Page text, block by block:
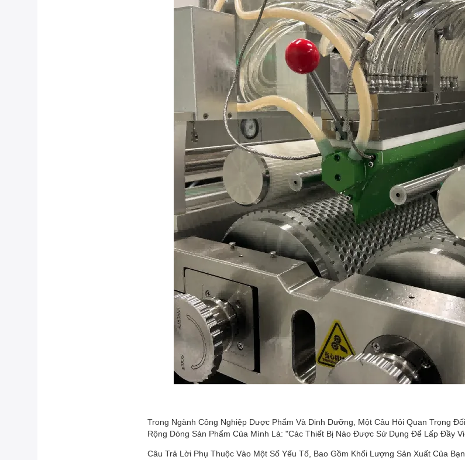
Trong Ngành Công Nghiệp Dược Phẩm Và Dinh Dưỡng, Một Câu Hỏi Quan Trọng
Rộng Dòng Sản Phẩm Của Mình Là: "Các Thiết Bị Nào Được Sử Dụng Để Lấp Đầy
Câu Trả Lời Phụ Thuộc Vào Một Số Yếu Tố, Bao Gồm Khối Lượng Sản Xuất Của